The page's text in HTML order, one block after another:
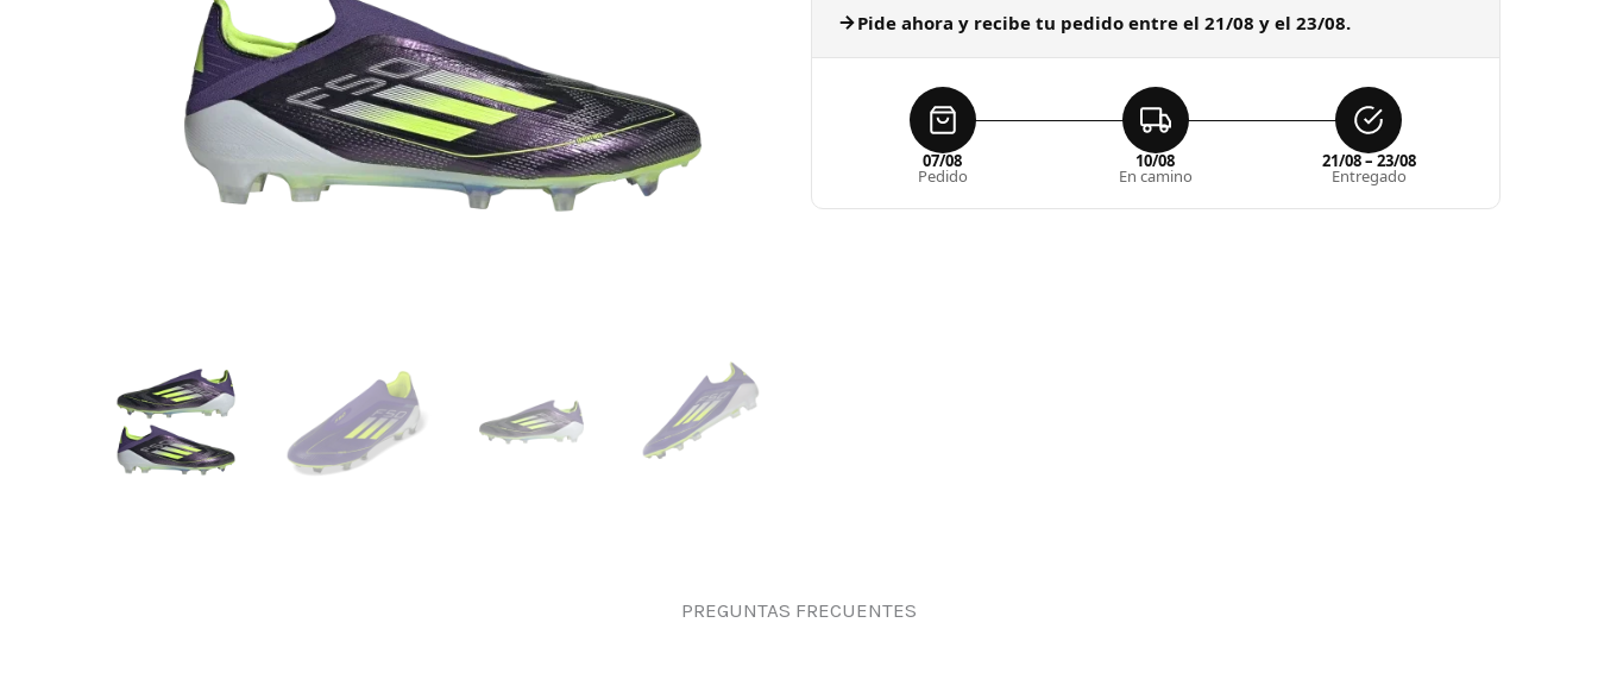
Pide ahora y recibe tu pedido entre el 21/08 y el 23/08.
07/08
Pedido
10/08
En camino
21/08 – 23/08
Entregado
PREGUNTAS FRECUENTES